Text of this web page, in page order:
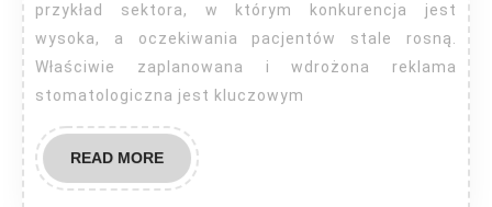
przykład sektora, w którym konkurencja jest
wysoka, a oczekiwania pacjentów stale rosną.
Właściwie zaplanowana i wdrożona reklama
stomatologiczna jest kluczowym
READ MOREREAD
MORE